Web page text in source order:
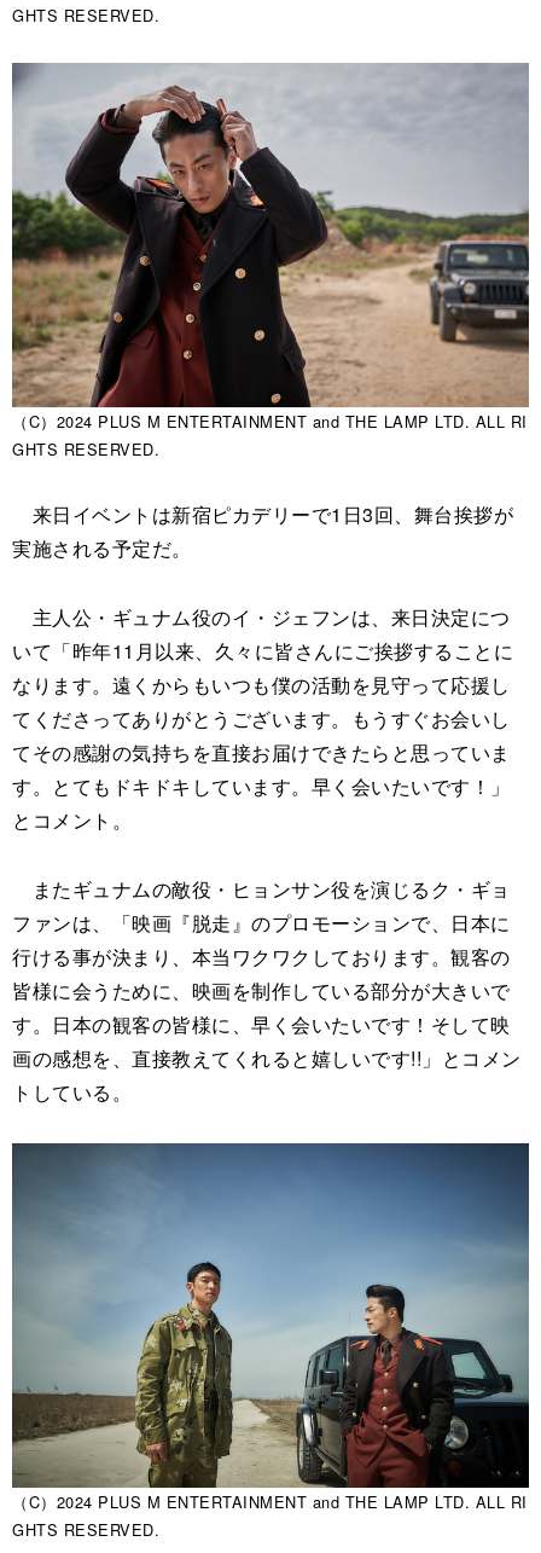
GHTS RESERVED.
（C）2024 PLUS M ENTERTAINMENT and THE LAMP LTD. ALL RI
GHTS RESERVED.
来日イベントは新宿ピカデリーで1日3回、舞台挨拶が
実施される予定だ。
主人公・ギュナム役のイ・ジェフンは、来日決定につ
いて「昨年11月以来、久々に皆さんにご挨拶することに
なります。遠くからもいつも僕の活動を見守って応援し
てくださってありがとうございます。もうすぐお会いし
てその感謝の気持ちを直接お届けできたらと思っていま
す。とてもドキドキしています。早く会いたいです！」
とコメント。
またギュナムの敵役・ヒョンサン役を演じるク・ギョ
ファンは、「映画『脱走』のプロモーションで、日本に
行ける事が決まり、本当ワクワクしております。観客の
皆様に会うために、映画を制作している部分が大きいで
す。日本の観客の皆様に、早く会いたいです！そして映
画の感想を、直接教えてくれると嬉しいです!!」とコメン
トしている。
（C）2024 PLUS M ENTERTAINMENT and THE LAMP LTD. ALL RI
GHTS RESERVED.